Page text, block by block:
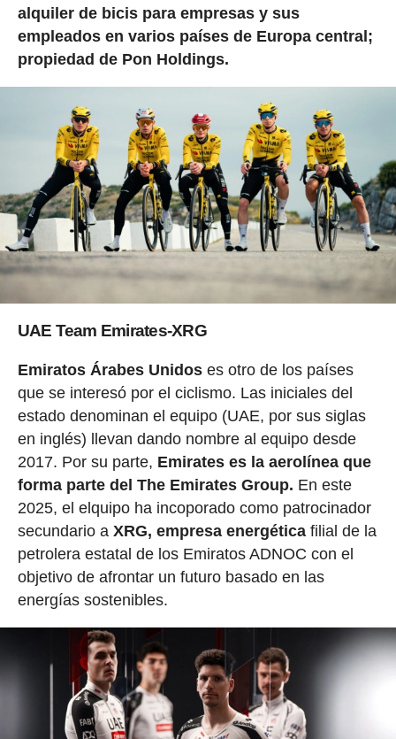
alquiler de bicis para empresas y sus
empleados en varios países de Europa central;
propiedad de Pon Holdings.
UAE Team Emirates-XRG
Emiratos Árabes Unidoses otro de los países
que se interesó por el ciclismo. Las iniciales del
estado denominan el equipo (UAE, por sus siglas
en inglés) llevan dando nombre al equipo desde
2017. Por su parte, Emirates es la aerolínea que
forma parte del The Emirates Group. En este
2025, el elquipo ha incoporado como patrocinador
secundario a XRG, empresa energéticafilial de la
petrolera estatal de los Emiratos ADNOC con el
objetivo de afrontar un futuro basado en las
energías sostenibles.